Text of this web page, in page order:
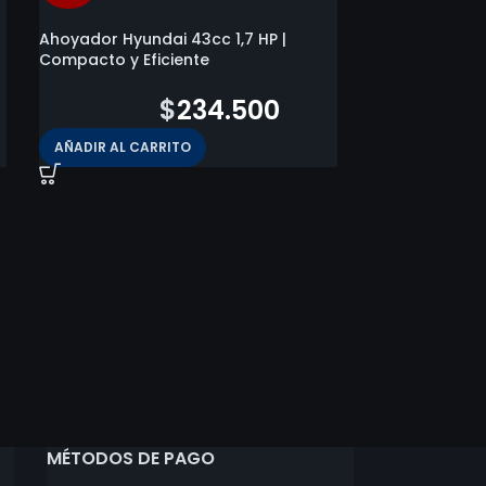
Ahoyador Hyundai 43cc 1,7 HP |
Compacto y Eficiente
$234.500
AÑADIR AL CARRITO
MÉTODOS DE PAGO